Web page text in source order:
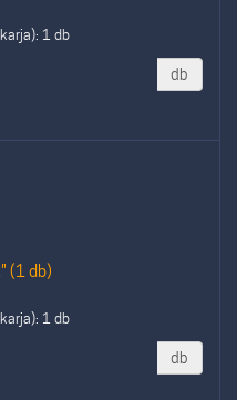
1 db
db
(1 db)
1 db
db